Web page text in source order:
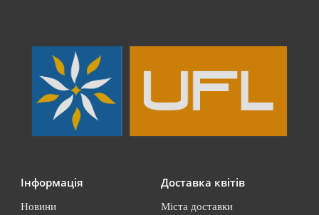
Інформація
Новини
Доставка квітів
Міста доставки